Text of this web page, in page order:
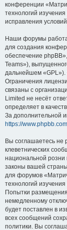
конференции
технологий
исправления
Наши форумы
для создания
обеспечение
Teams»),
дальнейшем «GPL»).
Ограничения
связаны с
Limited не несёт
определяет в
За дополнительной
https://
Вы соглашаетесь не
клеветнических
национальной розни
законы вашей
для форумов
технологий
Попытки
немедленному
будет поставлен в
всех сообщений
политики. Вы